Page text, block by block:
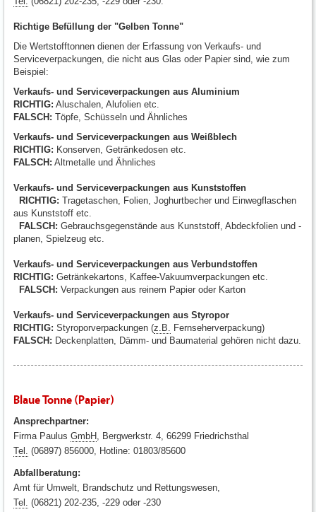
Richtige Befüllung der "Gelben Tonne"
Die Wertstofftonnen dienen der Erfassung von Verkaufs- und
Serviceverpackungen, die nicht aus Glas oder Papier sind, wie zum
Beispiel:
Verkaufs- und Serviceverpackungen aus Aluminium
RICHTIG: Aluschalen, Alufolien etc.
FALSCH: Töpfe, Schüsseln und Ähnliches
Verkaufs- und Serviceverpackungen aus Weißblech
RICHTIG: Konserven, Getränkedosen etc.
FALSCH: Altmetalle und Ähnliches
Verkaufs- und Serviceverpackungen aus Kunststoffen
RICHTIG: Tragetaschen, Folien, Joghurtbecher und Einwegflaschen
aus Kunststoff etc.
FALSCH: Gebrauchsgegenstände aus Kunststoff, Abdeckfolien und -
planen, Spielzeug etc.
Verkaufs- und Serviceverpackungen aus Verbundstoffen
RICHTIG: Getränkekartons, Kaffee-Vakuumverpackungen etc.
FALSCH: Verpackungen aus reinem Papier oder Karton
Verkaufs- und Serviceverpackungen aus Styropor
RICHTIG: Styroporverpackungen (z.B.
Fernseherverpackung)
FALSCH: Deckenplatten, Dämm- und Baumaterial gehören nicht dazu.
Blaue Tonne (Papier)
Ansprechpartner:
Firma Paulus GmbH , Bergwerkstr. 4, 66299 Friedrichsthal
Tel. (06897) 856000, Hotline: 01803/85600
Abfallberatung:
Amt für Umwelt, Brandschutz und Rettungswesen,
Tel. (06821) 202-235, -229 oder -230